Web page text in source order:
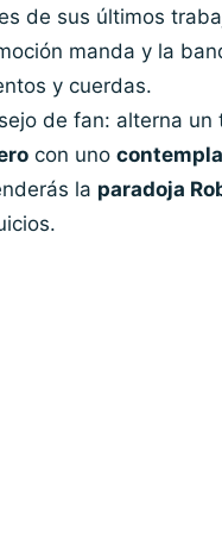
de sus últimos
manda y la
y cuerdas.
de fan: alterna un
con uno
la paradoja